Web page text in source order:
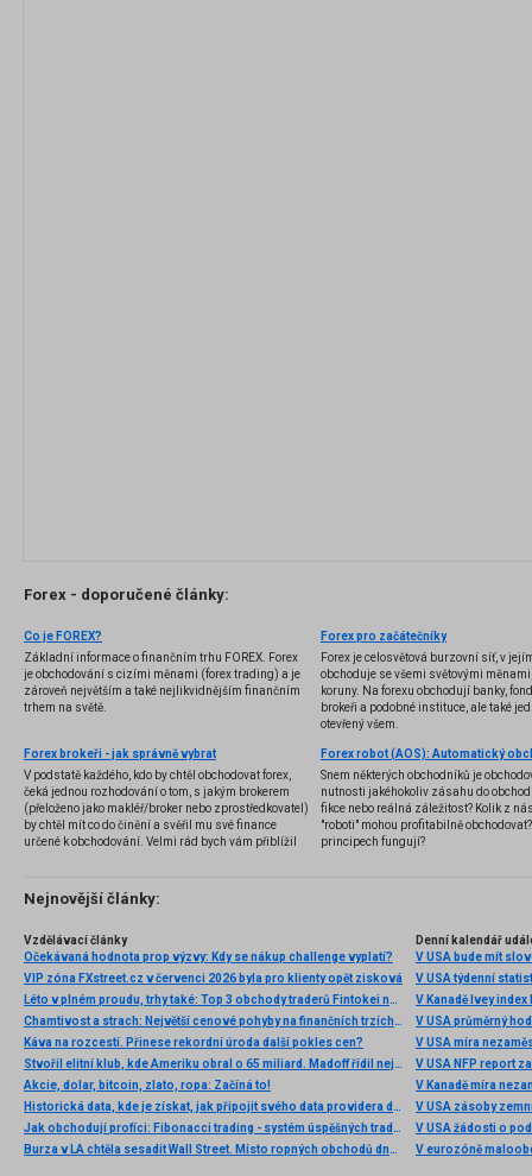
Forex - doporučené články:
Co je FOREX?
Základní informace o finančním trhu FOREX. Forex
je obchodování s cizími měnami (forex trading) a je
zároveň největším a také nejlikvidnějším finančním
trhem na světě.
Forex pro začátečníky
Forex je celosvětová burzovní síť, v
obchoduje se všemi světovými
koruny. Na forexu obchodují banky,
brokeři a podobné instituce, ale také
otevřený všem.
Forex brokeři - jak správně vybrat
V podstatě každého, kdo by chtěl obchodovat forex,
čeká jednou rozhodování o tom, s jakým brokerem
(přeloženo jako makléř/broker nebo zprostředkovatel)
by chtěl mít co do činění a svěřil mu své finance
určené k obchodování. Velmi rád bych vám přiblížil
několik příkladů nejznámějších z nich.
Snem některých obchodníků je
nutnosti jakéhokoliv zásahu do
fikce nebo reálná záležitost? Kolik z
"roboti" mohou profitabilně
principech fungují?
Nejnovější články:
Vzdělávací články
Očekávaná hodnota prop výzvy: Kdy se nákup challenge vyplatí?
VIP zóna FXstreet.cz v červenci 2026 byla pro klienty opět zisková
Léto v plném proudu, trhy také: Top 3 obchody traderů Fintokei na indexech a zlatě
Chamtivost a strach: Největší cenové pohyby na finančních trzích (červenec 2026)
Káva na rozcestí. Přinese rekordní úroda další pokles cen?
Stvořil elitní klub, kde Ameriku obral o 65 miliard. Madoff řídil největší Ponzi dějin
Akcie, dolar, bitcoin, zlato, ropa: Začíná to!
Historická data, kde je získat, jak připojit svého data providera do MultiCharts a proč je budeme potřebovat? (4. díl)
Jak obchodují profíci: Fibonacci trading - systém úspěšných traderů
Burza v LA chtěla sesadit Wall Street. Místo ropných obchodů dnes místem duní basy
Denní kalendář
V USA bude mít
V USA týdenní
V Kanadě Ivey index
V USA průměrný
V USA míra
V USA NFP report
V Kanadě míra
V USA zásoby
V USA žádosti o
V eurozóně